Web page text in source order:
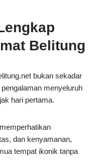
Belitung
bukan sekadar
menyeluruh
hari pertama.
dan kenyamanan,
tempat ikonik tanpa